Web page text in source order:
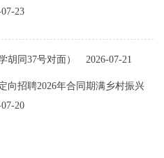
23
胡同37号对面） 2026-07-21
向招聘2026年合同期满乡村振兴
20